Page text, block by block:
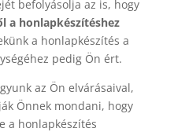
befolyásolja az is, hogy
a honlapkészítéshez
a honlapkészítés a
pedig Ön ért.
az Ön elvárásaival,
Önnek mondani, hogy
a honlapkészítés